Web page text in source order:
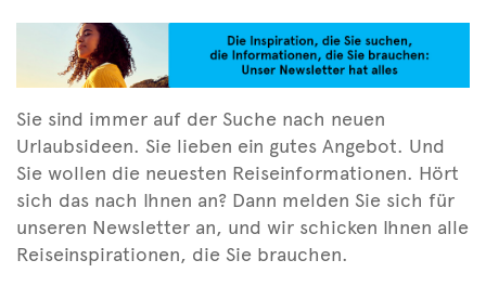
Sie sind immer auf der Suche nach neuen
Urlaubsideen. Sie lieben ein gutes Angebot. Und
Sie wollen die neuesten Reiseinformationen. Hört
sich das nach Ihnen an? Dann melden Sie sich für
unseren Newsletter an, und wir schicken Ihnen alle
Reiseinspirationen, die Sie brauchen.